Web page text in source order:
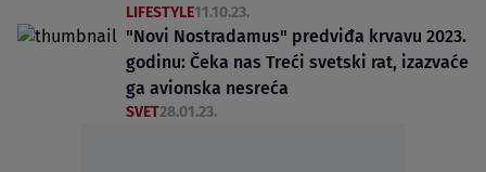
LIFESTYLE11.10.23.
"Novi Nostradamus" predviđa krvavu 2023.
godinu: Čeka nas Treći svetski rat, izazvaće
ga avionska nesreća
SVET28.01.23.